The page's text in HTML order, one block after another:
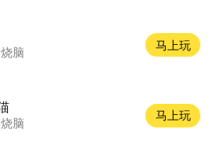
烧脑
马上玩
烧脑
马上玩